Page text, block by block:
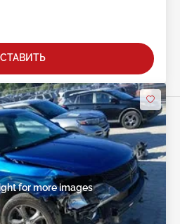
СТАВИТЬ
for more images